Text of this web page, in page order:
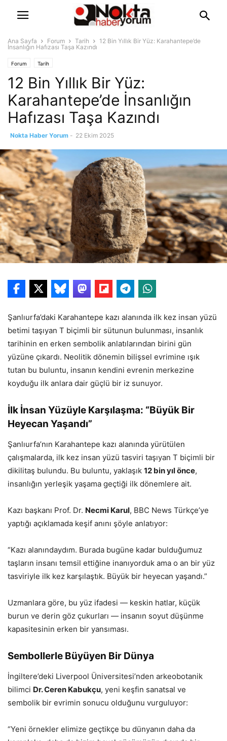
Ana Sayfa Forum Tarih
12 Bin Yıllık Bir Yüz: Karahantepe’de
İnsanlığın Hafızası Taşa Kazındı
Forum Tarih
12 Bin Yıllık Bir Yüz:
Karahantepe’de İnsanlığın
Hafızası Taşa Kazındı
Nokta Haber Yorum - 22 Ekim 2025
Şanlıurfa’daki Karahantepe kazı alanında ilk kez insan yüzü
betimi taşıyan T biçimli bir sütunun bulunması, insanlık
tarihinin en erken sembolik anlatılarından birini gün
yüzüne çıkardı. Neolitik dönemin bilişsel evrimine ışık
tutan bu buluntu, insanın kendini evrenin merkezine
koyduğu ilk anlara dair güçlü bir iz sunuyor.
İlk İnsan Yüzüyle Karşılaşma: “Büyük Bir
Heyecan Yaşandı”
Şanlıurfa’nın Karahantepe kazı alanında yürütülen
çalışmalarda, ilk kez insan yüzü tasviri taşıyan T biçimli bir
dikilitaş bulundu. Bu buluntu, yaklaşık 12 bin yıl önce,
insanlığın yerleşik yaşama geçtiği ilk dönemlere ait.
Kazı başkanı Prof. Dr. Necmi Karul, BBC News Türkçe’ye
yaptığı açıklamada keşif anını şöyle anlatıyor:
“Kazı alanındaydım. Burada bugüne kadar bulduğumuz
taşların insanı temsil ettiğine inanıyorduk ama o an bir yüz
tasviriyle ilk kez karşılaştık. Büyük bir heyecan yaşandı.”
Uzmanlara göre, bu yüz ifadesi — keskin hatlar, küçük
burun ve derin göz çukurları — insanın soyut düşünme
kapasitesinin erken bir yansıması.
Sembollerle Büyüyen Bir Dünya
İngiltere’deki Liverpool Üniversitesi’nden arkeobotanik
bilimci Dr. Ceren Kabukçu, yeni keşfin sanatsal ve
sembolik bir evrimin sonucu olduğunu vurguluyor:
“Yeni örnekler elimize geçtikçe bu dünyanın daha da